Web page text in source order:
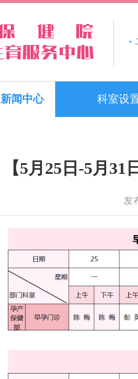
•
新闻中心 科室设
【5月25日-5月
发